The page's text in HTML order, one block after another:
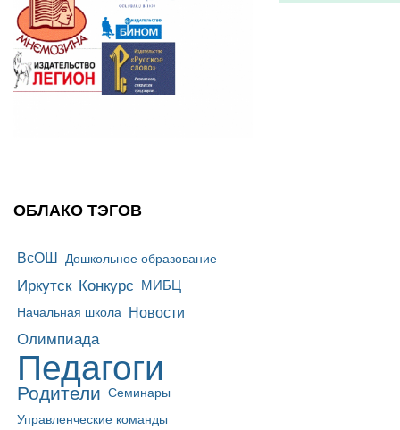
ОБЛАКО ТЭГОВ
ВсОШ Дошкольное образование
Иркутск Конкурс МИБЦ
Начальная школа Новости
Олимпиада
Педагоги
Родители Семинары
Управленческие команды